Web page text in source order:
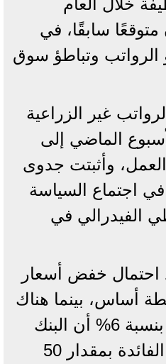
سابقًا، في
الرواتب وتباطؤ سوق
غير الزراعية
الماضي إلى
وأثبتت جدوى
اجتماع السياسة
الفيدرالي في
احتمال خفض أسعار
بمقدار 25 نقطة أساس، بينما هناك
توقعات أخرى ضئيلة بنسبة 6% أن البنك
الفيدرالي قد يخفض الفائدة بمقدار 50